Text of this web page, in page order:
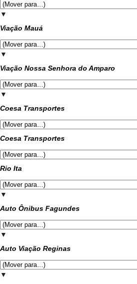
▼
Viação Mauá
▼
Viação Nossa Senhora do Amparo
▼
Coesa Transportes
Coesa Transportes
Rio Ita
▼
Auto Ônibus Fagundes
▼
Auto Viação Reginas
▼